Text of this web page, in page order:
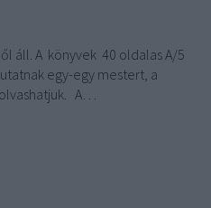
áll. A könyvek 40 oldalas A/5
egy-egy mestert, a
A…